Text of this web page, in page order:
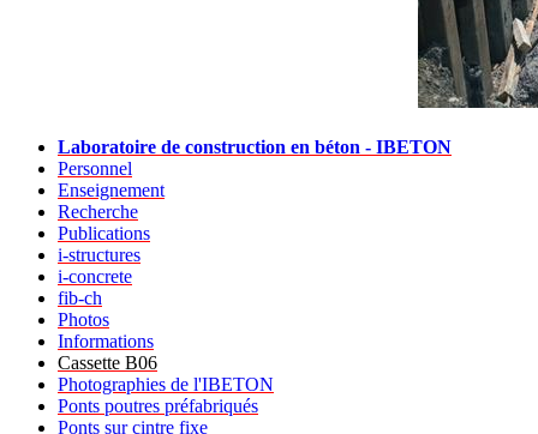
Laboratoire de construction en béton - IBETON
Personnel
Enseignement
Recherche
Publications
i-structures
i-concrete
fib-ch
Photos
Informations
Cassette B06
Photographies de l'IBETON
Ponts poutres préfabriqués
Ponts sur cintre fixe